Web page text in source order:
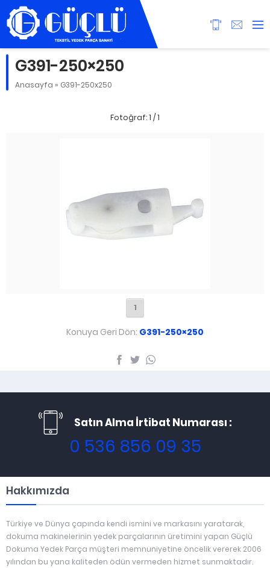
G391-250×250
Anasayfa » G391-250x250
Fotoğraf: 1 / 1
1
Konuya Geri Dön: G391-250×250
Satın Alma İrtibat Numarası :
0 536 856 09 35
Hakkımızda
Türkiye ve Dünya çapında kendi ismini ve markasını yaratarak,
dokuma makinelerinin yedek parçalarının üretimini yapan Güçlü
Dokuma Yedek Parça müşteri memnuniyetine öncelik vererek 2006
yılından bu yana kaliteden ödün vermeden hizmet sunmaktadır.